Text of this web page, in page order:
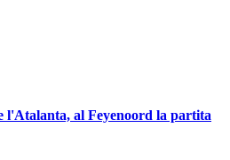
l'Atalanta, al Feyenoord la partita